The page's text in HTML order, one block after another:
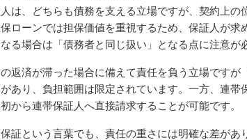
は、どちらも債務を支える立場ですが、契約上の
ローンでは担保価値を重視するため、保証人が求
る場合は「債務者と同じ扱い」となる点に注意が
返済が滞った場合に備えて責任を負う立場ですが
あり、負担範囲は限定されています。一方、連帯
から連帯保証人へ直接請求することが可能です。
証という言葉でも、責任の重さには明確な差があ